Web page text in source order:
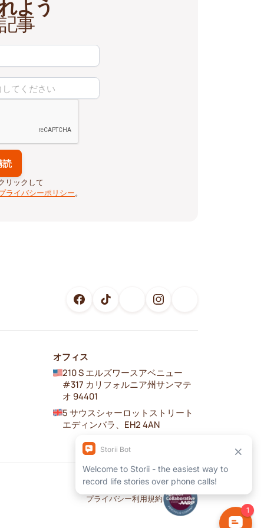
よう
事
リックして
ライバシーポリシー。
オフィス
210 S エルズワースアベニュー
#317 カリフォルニア州サンマテ
オ 94401
5 サウスシャーロットストリート
エディンバラ、EH2 4AN
プライバシー利用規約